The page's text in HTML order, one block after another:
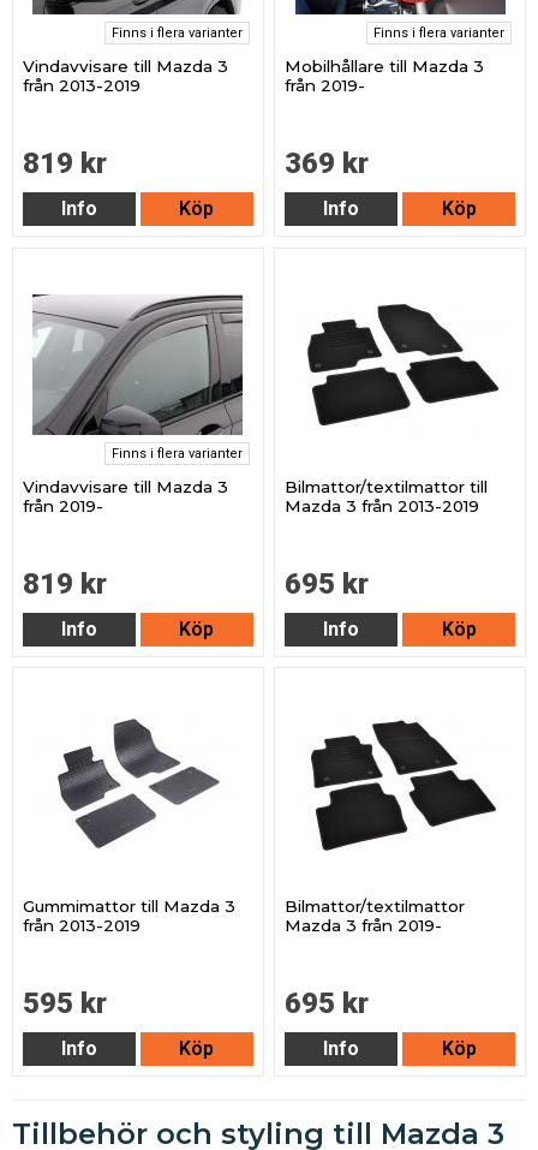
Finns i flera varianter
Vindavvisare till Mazda 3
från 2013-2019
819 kr
Info Köp
Finns i flera varianter
Mobilhållare till Mazda 3
från 2019-
369 kr
Info Köp
Finns i flera varianter
Vindavvisare till Mazda 3
från 2019-
819 kr
Info Köp
Bilmattor/textilmattor till
Mazda 3 från 2013-2019
695 kr
Info Köp
Gummimattor till Mazda 3
från 2013-2019
595 kr
Info Köp
Bilmattor/textilmattor
Mazda 3 från 2019-
695 kr
Info Köp
Tillbehör och styling till Mazda 3